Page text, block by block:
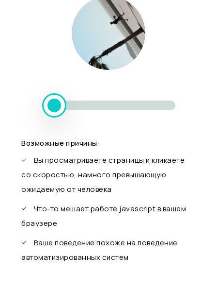
Возможные причины:
Вы просматриваете страницы и кликаете
со скоростью, намного превышающую
ожидаемую от человека
Что-то мешает работе javascript в вашем
браузере
Ваше поведение похоже на поведение
автоматизированных систем